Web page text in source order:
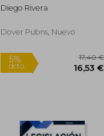
Diego Rivera
Dover Pubns, Nuevo